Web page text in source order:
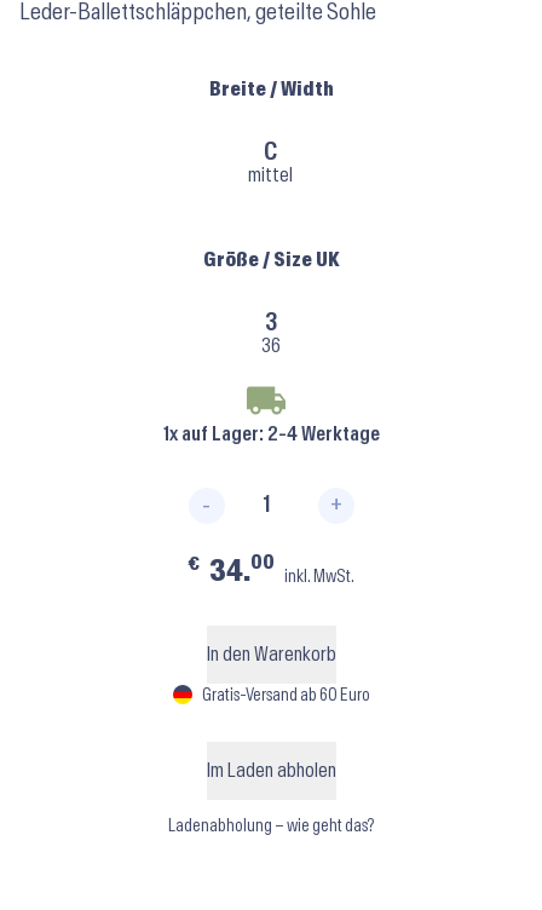
Leder-Ballettschläppchen, geteilte Sohle
Breite / Width
C
mittel
Größe / Size UK
3
36
1x auf Lager: 2-4 Werktage
- +
€ 34.00
inkl. MwSt.
In den Warenkorb
Gratis-Versand ab 60 Euro
Im Laden abholen
Ladenabholung – wie geht das?